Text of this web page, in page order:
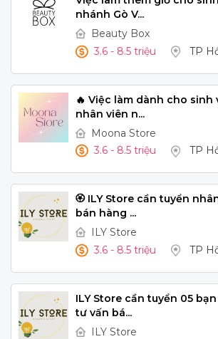
nhánh Gò V...
Beauty Box
3.6 - 8.5 triệu
TP
🔥 Việc làm dành cho sinh
nhân viên n...
Moona Store
3.6 - 8.5 triệu
TP
🏵️ ILY Store cần tuyển
bán hàng ...
ILY Store
3.6 - 8.5 triệu
TP
ILY Store cần tuyển 05
tư vấn bá...
ILY Store